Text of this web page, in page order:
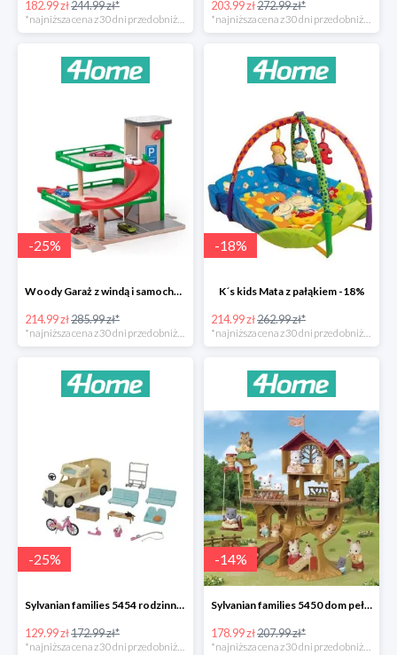
182.99 zł244.99 zł* 203.99 zł272.99 zł*
-25%
Woody Garaż z windą i samochodziki SIKU -25%
214.99 zł285.99 zł*
-18%
K´s kids Mata z pałąkiem -18%
214.99 zł262.99 zł*
-25%
Sylvanian families 5454 rodzinny kamper -25%
129.99 zł172.99 zł*
*najniższa cena z 30 dni przed obniżką
-14%
Sylvanian families 5450 dom pełen przygód na drzewie -14%
178.99 zł207.99 zł*
*najniższa cena z 30 dni przed obniżką